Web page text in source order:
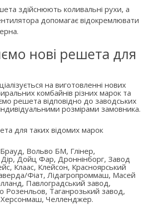
здійснюють коливальні рухи, а
допомагає відокремлювати
нові решета для
на виготовленні нових
комбайнів різних марок та
решета відповідно до заводських
розмірами замовника.
для таких відомих марок
Вольво БМ, Глінер,
Дойц Фар, Дроннінборг, Завод
Клаас, Клейсон, Красноярський
Фіат, Лідагропроммаш, Масей
Павлоградський завод,
Розенльов, Таганрозький завод,
Челленджер.